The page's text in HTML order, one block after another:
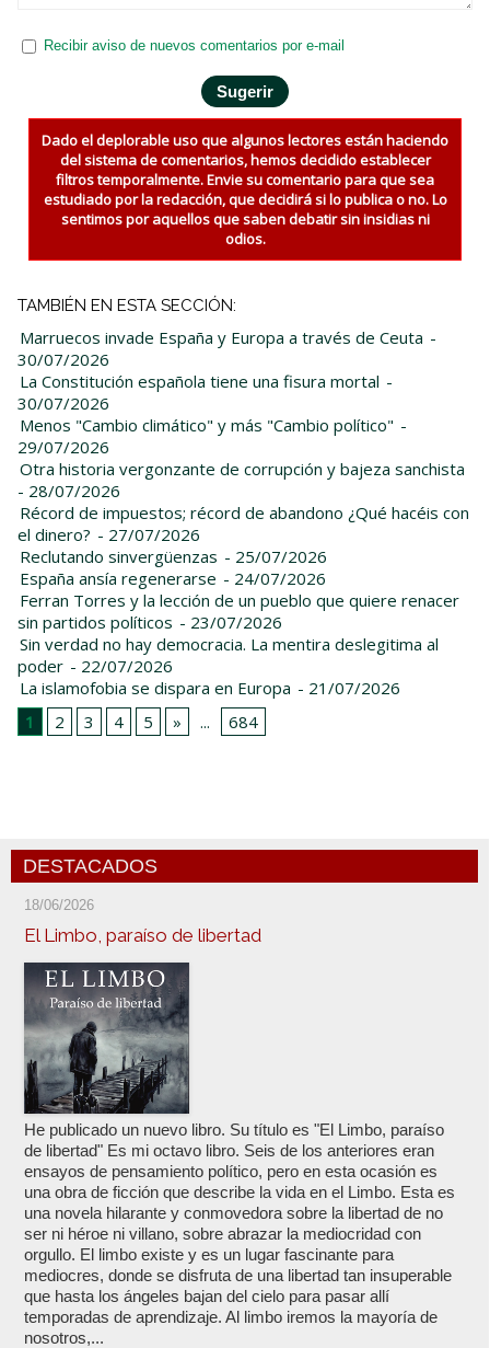
Recibir aviso de nuevos comentarios por e-mail
Dado el deplorable uso que algunos lectores están haciendo
del sistema de comentarios, hemos decidido establecer
filtros temporalmente. Envie su comentario para que sea
estudiado por la redacción, que decidirá si lo publica o no. Lo
sentimos por aquellos que saben debatir sin insidias ni
odios.
TAMBIÉN EN ESTA SECCIÓN:
Marruecos invade España y Europa a través de Ceuta -
30/07/2026
La Constitución española tiene una fisura mortal -
30/07/2026
Menos "Cambio climático" y más "Cambio político" -
29/07/2026
Otra historia vergonzante de corrupción y bajeza sanchista
- 28/07/2026
Récord de impuestos; récord de abandono ¿Qué hacéis con
el dinero? - 27/07/2026
Reclutando sinvergüenzas - 25/07/2026
España ansía regenerarse - 24/07/2026
Ferran Torres y la lección de un pueblo que quiere renacer
sin partidos políticos - 23/07/2026
Sin verdad no hay democracia. La mentira deslegitima al
poder - 22/07/2026
La islamofobia se dispara en Europa - 21/07/2026
1
2 3 4 5 » ... 684
DESTACADOS
18/06/2026
El Limbo, paraíso de libertad
He publicado un nuevo libro. Su título es "El Limbo, paraíso
de libertad" Es mi octavo libro. Seis de los anteriores eran
ensayos de pensamiento político, pero en esta ocasión es
una obra de ficción que describe la vida en el Limbo. Esta es
una novela hilarante y conmovedora sobre la libertad de no
ser ni héroe ni villano, sobre abrazar la mediocridad con
orgullo. El limbo existe y es un lugar fascinante para
mediocres, donde se disfruta de una libertad tan insuperable
que hasta los ángeles bajan del cielo para pasar allí
temporadas de aprendizaje. Al limbo iremos la mayoría de
nosotros,...